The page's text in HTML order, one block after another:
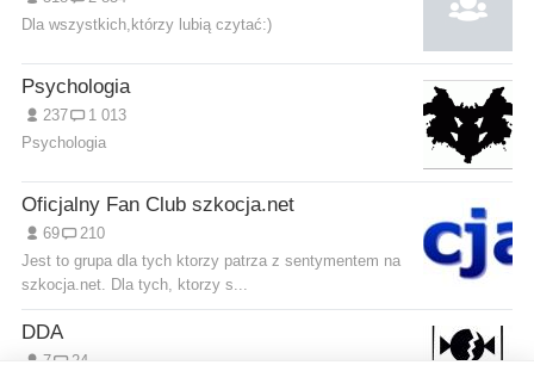
Dla wszystkich,którzy lubią czytać:)
Psychologia
237
1 013
Psychologia
Oficjalny Fan Club szkocja.net
69
210
Jest to grupa dla tych ktorzy patrza z sentymentem na
szkocja.net. Dla tych, ktorzy s...
DDA
7 24